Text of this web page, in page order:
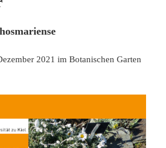
2021 im Botanischen Garten